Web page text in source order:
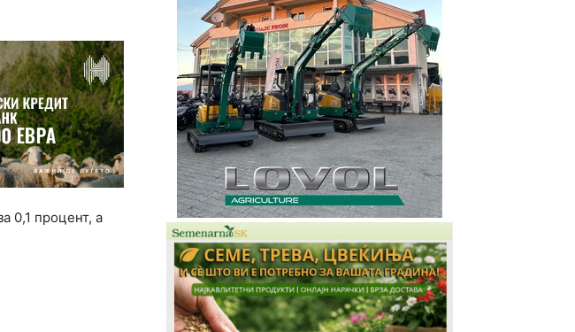
0,1 процент, а